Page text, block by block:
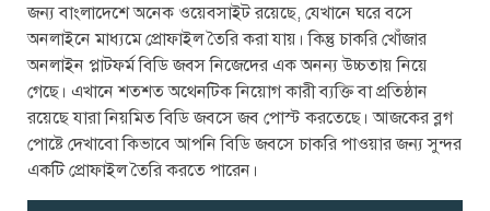
জন্য বাংলাদেশে অনেক ওয়েবসাইট রয়েছে, যেখানে ঘরে বসে
অনলাইনে মাধ্যমে প্রোফাইল তৈরি করা যায়। কিন্তু চাকরি খোঁজার
অনলাইন প্লাটফর্ম বিডি জবস নিজেদের এক অনন্য উচ্চতায় নিয়ে
গেছে। এখানে শতশত অথেনটিক নিয়োগ কারী ব্যক্তি বা প্রতিষ্ঠান
রয়েছে যারা নিয়মিত বিডি জবসে জব পোস্ট করতেছে। আজকের ব্লগ
পোষ্টে দেখাবো কিভাবে আপনি বিডি জবসে চাকরি পাওয়ার জন্য সুন্দর
একটি প্রোফাইল তৈরি করতে পারেন।